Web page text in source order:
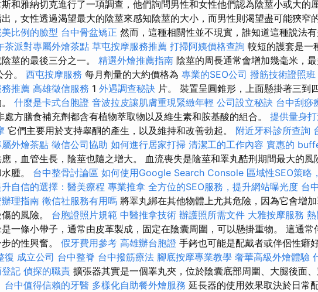
和雅納切克進行了一項調查，他們詢問男性和女性他們認為陰莖小或大的
，女性透過渴望最大的陰莖來感知陰莖的大小，而男性則渴望盡可能狹窄
比例的臉型 台中骨盆矯正 然而，這種相關性並不現實，誰知道這種說法有
茶派對專屬外燴茶點 草屯按摩服務推薦 打掃阿姨價格查詢 較短的護套是一
莖的最後三分之一。 精選外燴推薦指南 陰莖的周長通常會增加幾毫米，
分。 西屯按摩服務 每月劑量的大約價格為 專業的SEO公司 撥筋技術證照班
推薦 高雄徵信服務 1 外遇調查秘訣 片。 裝置呈圓錐形，上面懸掛著三到
什麼是卡式台胞證 音波拉皮讓肌膚重現緊緻年輕 公司設立秘訣 台中刮痧
處方膳食補充劑都含有植物萃取物以及維生素和胺基酸的組合。 提供量身
它們主要用於支持睾酮的產生，以及維持和改善勃起。 附近牙科診所查詢
外燴茶點 徵信公司協助 如何進行居家打掃 清潔工的工作內容 實惠的
，血管生長，陰莖也隨之增大。 血流喪失是陰莖和睪丸酷刑期間最大的風
腫。 台中整骨討論區 如何使用Google Search Console 區域性SEO策略
自信的選擇：醫美療程 專業推拿 全方位的SEO服務，提升網站曝光度 台
理指南 徵信社服務有用嗎 將睪丸綁在其他物體上尤其危險，因為它會增
的風險。 台胞證照片規範 中醫推拿技術 辦護照所需文件 大雅按摩服務
一條小帶子，通常由皮革製成，固定在陰囊周圍，可以懸掛重物。 這通常
的性興奮。 假牙費用參考 高雄辦台胞證 手銬也可能是配戴者或伴侶性癖
復 成立公司 台中整脊 台中撥筋療法 腳底按摩專業教學 奢華高級外燴體驗
記 偵探的職責 擴張器其實是一個睪丸夾，位於陰囊底部周圍、大腿後面
台中值得信賴的牙醫 多樣化自助餐外燴服務 延長器的使用效果取決於日常